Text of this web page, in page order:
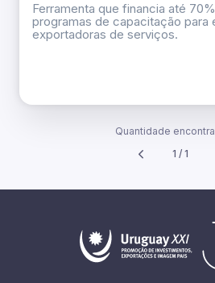
Ferramenta que financia até
programas de capacitação para
exportadoras de serviços.
Quantidade
1 / 1